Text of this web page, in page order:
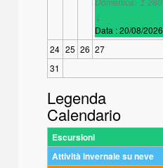
↓
Data :20/08/2026
24 25 26 27
31
Legenda
Calendario
Escursioni
Attività invernale su neve